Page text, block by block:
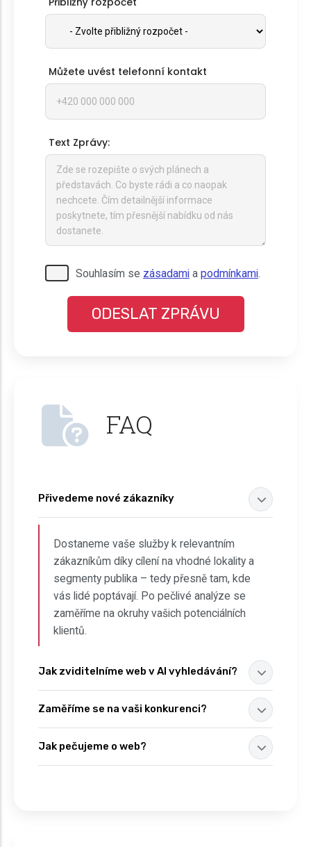
Můžete uvést telefonní kontakt
Text Zprávy:
Pro odeslání musite odsouhlasit naše
podmínky.
Souhlasím se zásadami a podmínkami.
FAQ
Přivedeme nové zákazníky
Dostaneme vaše služby k relevantním
zákazníkům díky cílení na vhodné lokality a
segmenty publika – tedy přesně tam, kde
vás lidé poptávají. Po pečlivé analýze se
zaměříme na okruhy vašich potenciálních
klientů.
Jak zviditelníme web v AI vyhledávání?
Zaměříme se na vaši konkurenci?
Jak pečujeme o web?